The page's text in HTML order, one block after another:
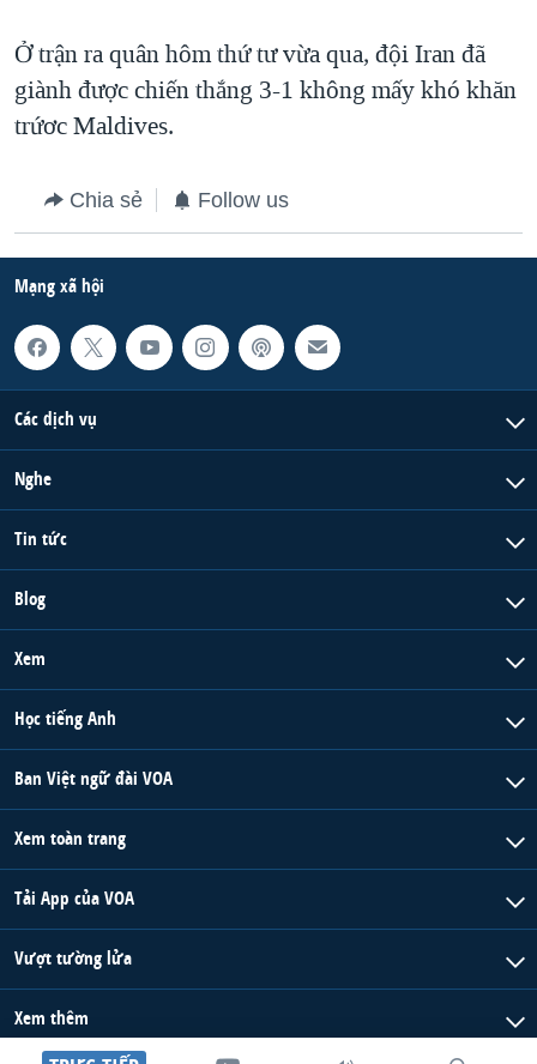
Ở trận ra quân hôm thứ tư vừa qua, đội Iran đã
giành được chiến thắng 3-1 không mấy khó khăn
trứơc Maldives.
Chia sẻ Follow us
Mạng xã hội
Các dịch vụ
Nghe
Tin tức
Blog
Xem
Học tiếng Anh
Ban Việt ngữ đài VOA
Xem toàn trang
Tải App của VOA
Vượt tường lửa
Xem thêm